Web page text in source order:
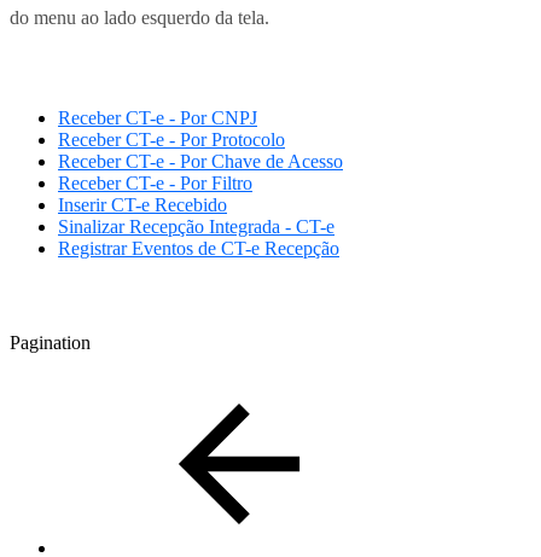
do menu ao lado esquerdo da tela.
Receber CT-e - Por CNPJ
Receber CT-e - Por Protocolo
Receber CT-e - Por Chave de Acesso
Receber CT-e - Por Filtro
Inserir CT-e Recebido
Sinalizar Recepção Integrada - CT-e
Registrar Eventos de CT-e Recepção
Pagination